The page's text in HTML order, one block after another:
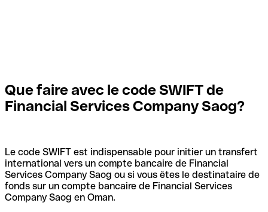
Que faire avec le code SWIFT de
Financial Services Company Saog?
Le code SWIFT est indispensable pour initier un transfert
international vers un compte bancaire de Financial
Services Company Saog ou si vous êtes le destinataire de
fonds sur un compte bancaire de Financial Services
Company Saog en Oman.